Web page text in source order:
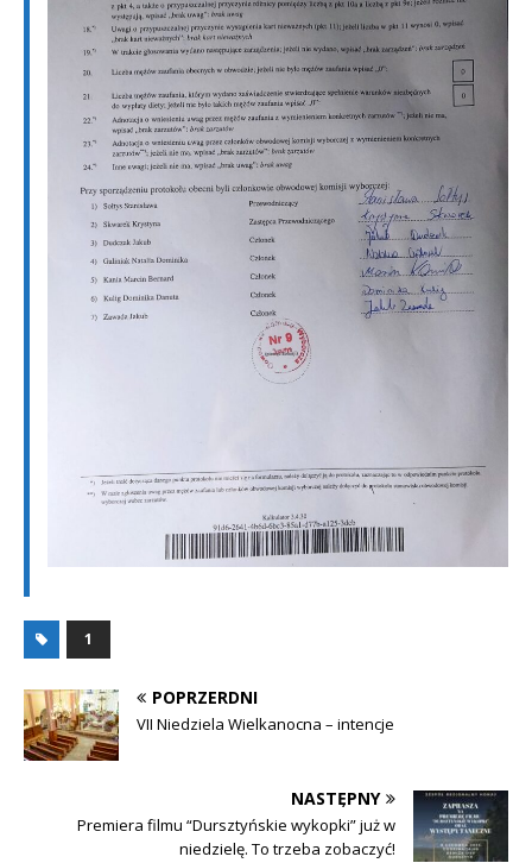
1
POPRZERDNI
VII Niedziela Wielkanocna – intencje
NASTĘPNY
Premiera filmu “Dursztyńskie wykopki” już w
niedzielę. To trzeba zobaczyć!